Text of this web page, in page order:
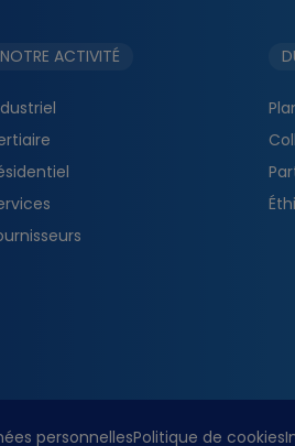
NOTRE ACTIVITÉ
personnellesPolitique de cookies